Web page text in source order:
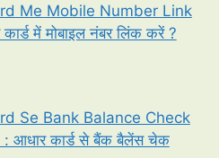
Me Mobile Number Link
में मोबाइल नंबर लिंक करें ?
Se Bank Balance Check
आधार कार्ड से बैंक बैलेंस चेक